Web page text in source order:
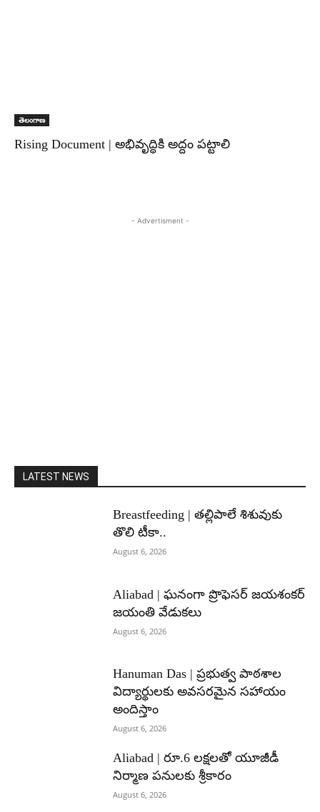
తెలంగాణ
Rising Document | అభివృద్ధికి అద్దం పట్టాలి
- Advertisment -
LATEST NEWS
Breastfeeding | తల్లిపాలే శిశువుకు
తొలి టీకా..
August 6, 2026
Aliabad | ఘనంగా ప్రొఫెసర్ జయశంకర్
జయంతి వేడుకలు
August 6, 2026
Hanuman Das | ప్రభుత్వ పాఠశాల
విద్యార్థులకు అవసరమైన సహాయం
అందిస్తాం
August 6, 2026
Aliabad | రూ.6 లక్షలతో యూజీడీ
నిర్మాణ పనులకు శ్రీకారం
August 6, 2026